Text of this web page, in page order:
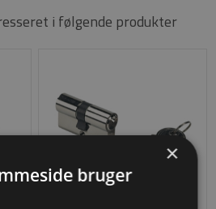
i følgende produkter
×
bruger